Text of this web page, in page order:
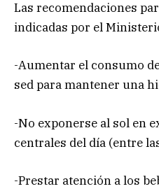
Las recomendaciones
indicadas por el
-Aumentar el consumo
sed para mantener una
-No exponerse al sol en
centrales del día (entre
-Prestar atención a los